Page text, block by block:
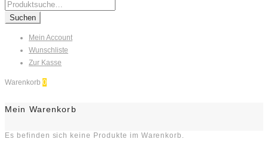
Search
for:
Suchen
Mein Account
Wunschliste
Zur Kasse
Warenkorb 0
Mein Warenkorb
Es befinden sich keine Produkte im Warenkorb.